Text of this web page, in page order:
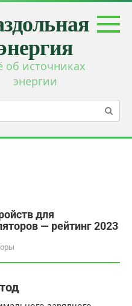
об источниках
энергии
для
— рейтинг 2023